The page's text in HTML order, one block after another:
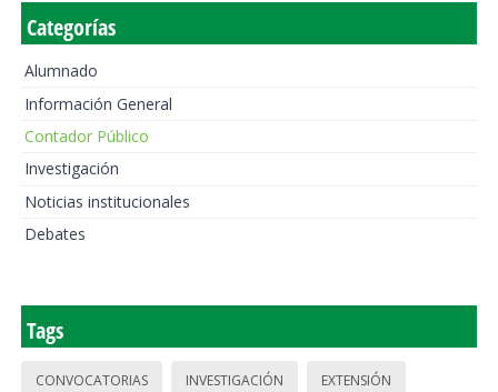
Categorías
Alumnado
Información General
Contador Público
Investigación
Noticias institucionales
Debates
Tags
CONVOCATORIAS INVESTIGACIÓN EXTENSIÓN